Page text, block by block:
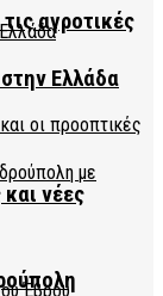
αγροτικές
Ελλάδα
νέες